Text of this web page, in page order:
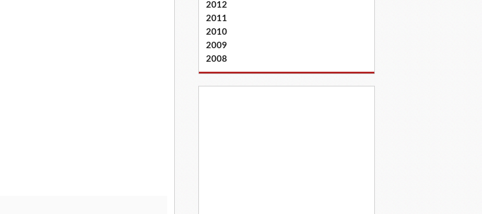
2012
2011
2010
2009
2008